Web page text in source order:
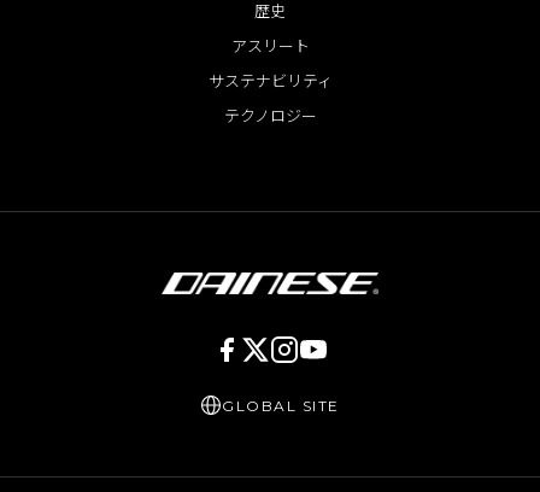
歴史
アスリート
サステナビリティ
テクノロジー
GLOBAL SITE